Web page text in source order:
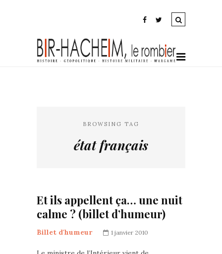
BROWSING TAG
état français
Et ils appellent ça… une nuit
calme ? (billet d’humeur)
Billet d'humeur 1 janvier 2010